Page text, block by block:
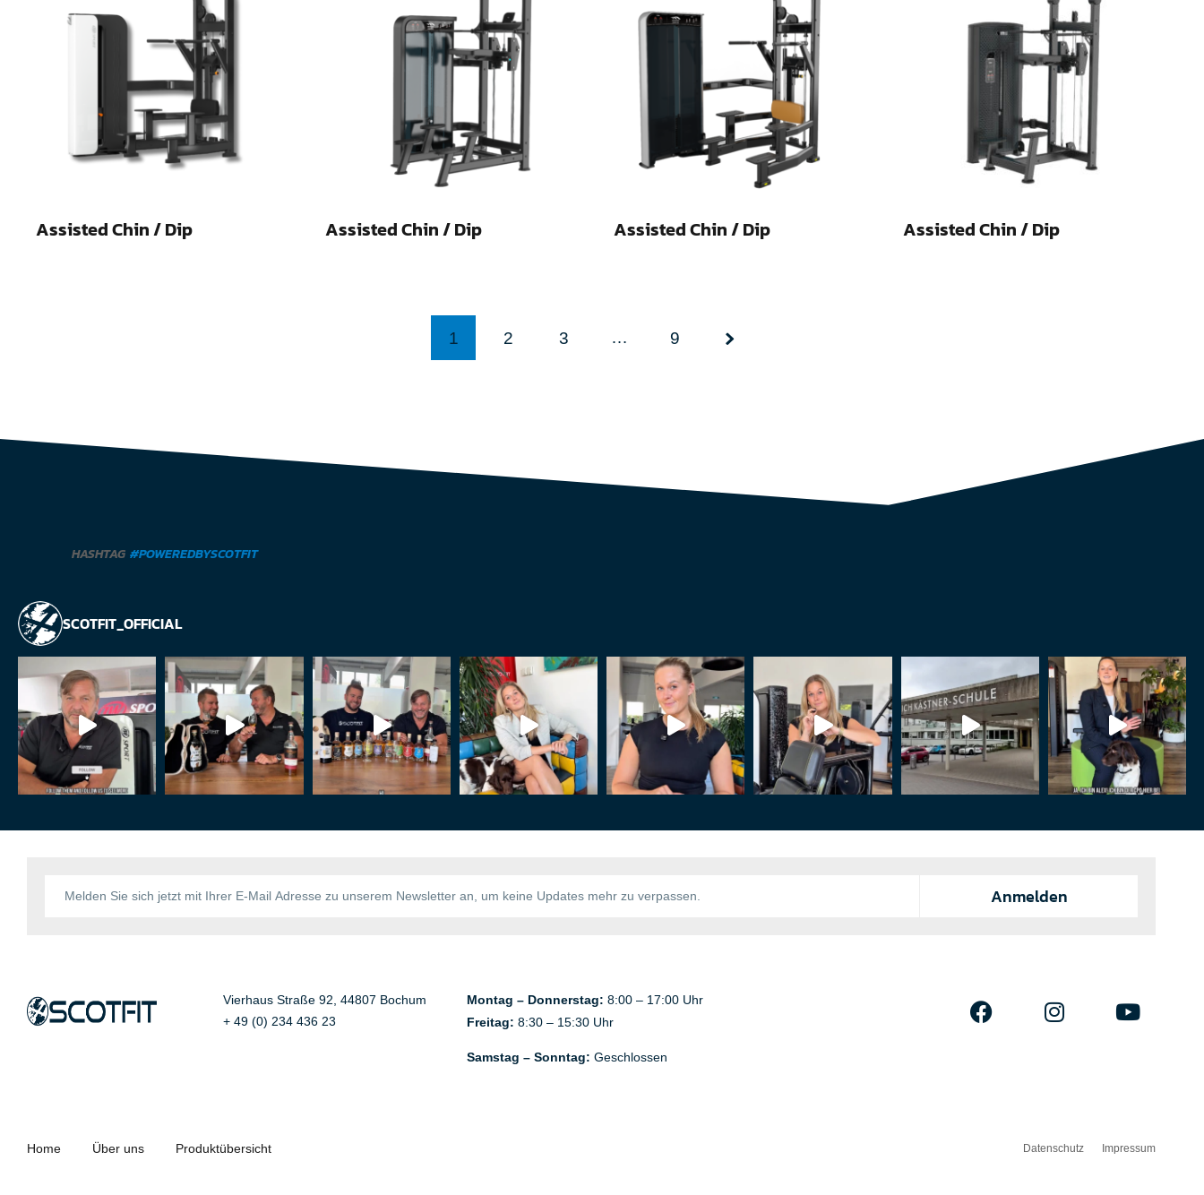
Assisted Chin / Dip Assisted Chin / Dip Assisted Chin / Dip Assisted Chin / Dip
1 2 3 … 9
HASHTAG #POWEREDBYSCOTFIT
SCOTFIT_OFFICIAL
Anmelden
Vierhaus Straße 92, 44807 Bochum
+ 49 (0) 234 436 23
Montag – Donnerstag: 8:00 – 17:00 Uhr
Freitag: 8:30 – 15:30 Uhr
Samstag – Sonntag: Geschlossen
Home Über uns Produktübersicht Datenschutz Impressum